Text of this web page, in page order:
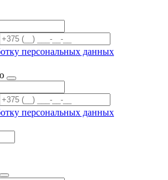
персональных данных
персональных данных